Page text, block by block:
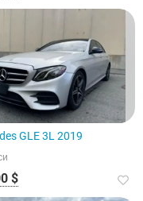
GLE 3L 2019
$